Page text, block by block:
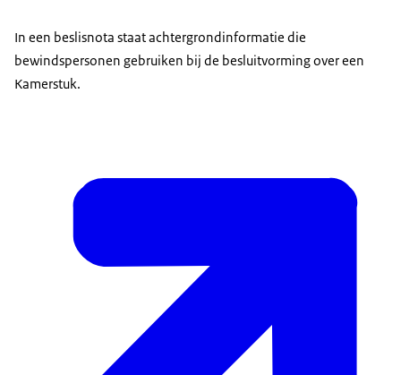
In een beslisnota staat achtergrondinformatie die
bewindspersonen gebruiken bij de besluitvorming over een
Kamerstuk.